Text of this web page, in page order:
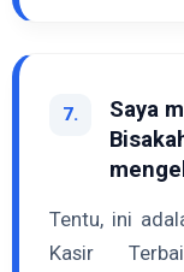
7.
Saya
Tentu, ini
Kasir